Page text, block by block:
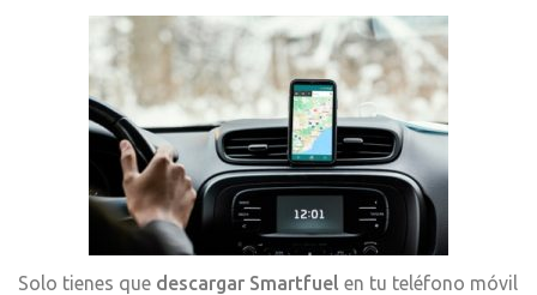
Solo tienes que descargar Smartfuel en tu teléfono móvil